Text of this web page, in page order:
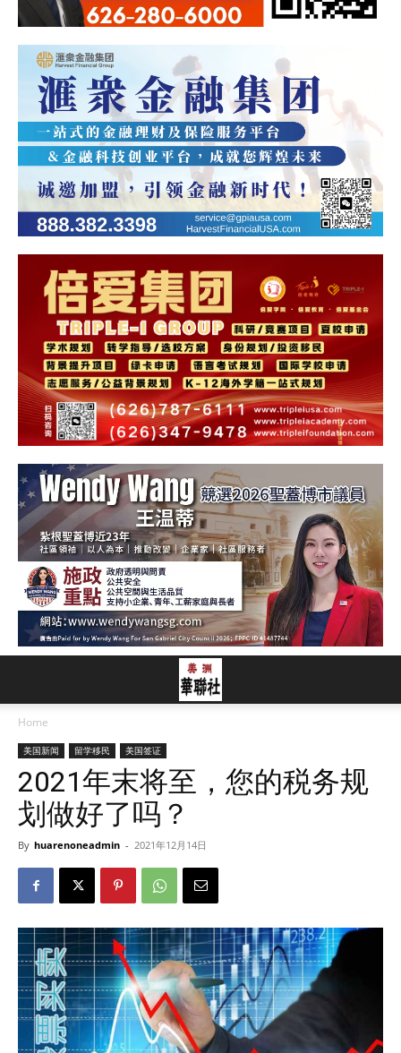
Home
美国新闻 留学移民 美国签证
2021年末将至，您的税务规
划做好了吗？
By huarenoneadmin - 2021年12月14日